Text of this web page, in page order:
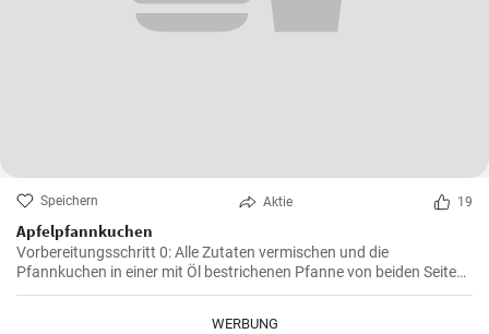
Speichern Aktie 19
Apfelpfannkuchen
Vorbereitungsschritt 0: Alle Zutaten vermischen und die
Pfannkuchen in einer mit Öl bestrichenen Pfanne von beiden Seiten
braten.
WERBUNG